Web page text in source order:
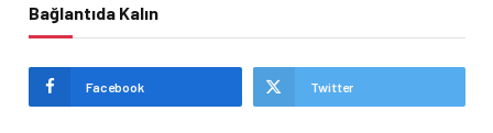
Bağlantıda Kalın
Facebook Twitter